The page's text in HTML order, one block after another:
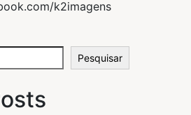
k2imagens
Pesquisar